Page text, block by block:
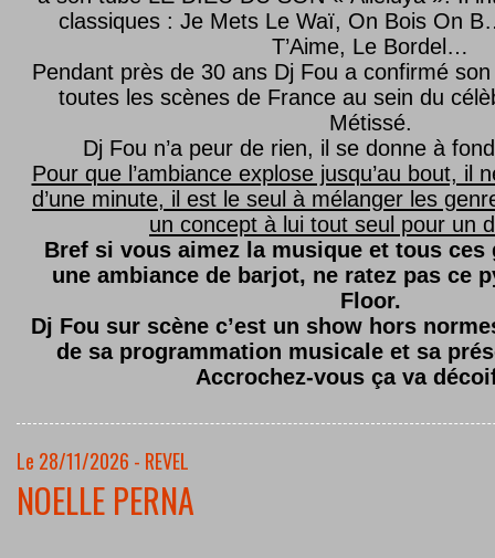
classiques : Je Mets Le Waï, On Bois On
T’Aime, Le Bordel…
Pendant près de 30 ans Dj Fou a confirmé son
toutes les scènes de France au sein du
Métissé.
Dj Fou n’a peur de rien, il se donne à
Pour que l’ambiance explose jusqu’au bout, il
d’une minute, il est le seul à mélanger les
un concept à lui tout seul pour un
Bref si vous aimez la musique et tous ces
une ambiance de barjot, ne ratez pas ce
Floor.
Dj Fou sur scène c’est un show hors
de sa programmation musicale et sa
Accrochez-vous ça va
Le 28/11/2026 - REVEL
NOELLE PERNA